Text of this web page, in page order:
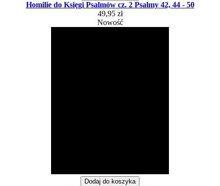
Homilie do Księgi Psalmów cz. 2 Psalmy 42, 44 - 50
49,95 zł
Nowość
Dodaj do koszyka